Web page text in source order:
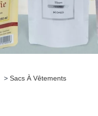
> Sacs À Vêtements